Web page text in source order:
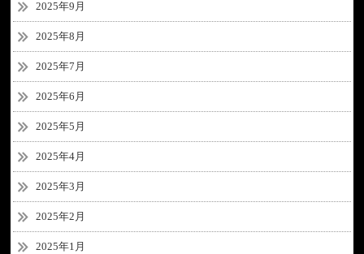
2025年9月
2025年8月
2025年7月
2025年6月
2025年5月
2025年4月
2025年3月
2025年2月
2025年1月